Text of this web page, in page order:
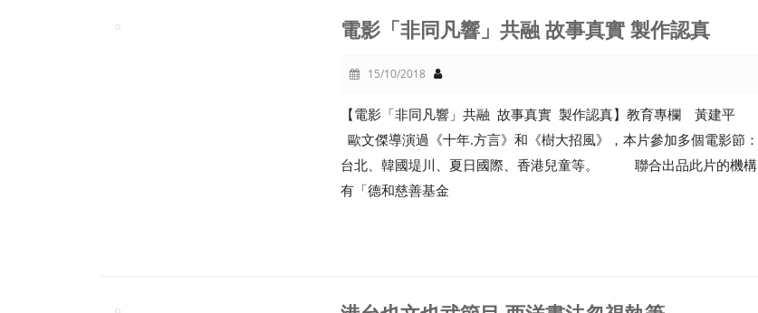
電影「非同凡響」共融 故事真實 製作認真
15/10/2018
【電影「非同凡響」共融 故事真實 製作認真】教育專欄 黃建平
歐文傑導演過《十年.方言》和《樹大招風》，本片參加多個電影節：
台北、韓國堤川、夏日國際、香港兒童等。 聯合出品此片的機構
有「德和慈善基金